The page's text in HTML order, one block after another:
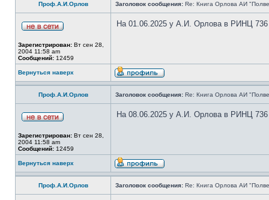
Проф.А.И.Орлов Заголовок сообщения: Re: Книга Орлова АИ
Зарегистрирован: Вт сен 28,
2004 11:58 am
Сообщений: 12459
На 01.06.2025 у А.И. Орлова в РИНЦ 736
Вернуться наверх
Проф.А.И.Орлов Заголовок сообщения: Re: Книга Орлова АИ
Зарегистрирован: Вт сен 28,
2004 11:58 am
Сообщений: 12459
На 08.06.2025 у А.И. Орлова в РИНЦ 736
Вернуться наверх
Проф.А.И.Орлов Заголовок сообщения: Re: Книга Орлова АИ